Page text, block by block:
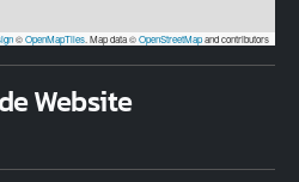
©OpenMapTiles . Map data ©OpenStreetMapand contributors
Website